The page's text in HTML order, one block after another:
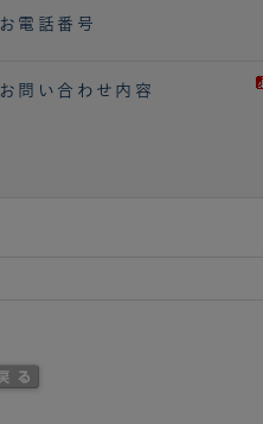
お電話番号
お問い合わせ内容